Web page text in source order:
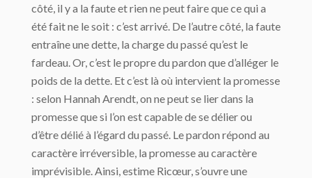
côté, il y a la faute et rien ne peut faire que ce qui a
été fait ne le soit : c’est arrivé. De l’autre côté, la faute
entraîne une dette, la charge du passé qu’est le
fardeau. Or, c’est le propre du pardon que d’alléger le
poids de la dette. Et c’est là où intervient la promesse
: selon Hannah Arendt, on ne peut se lier dans la
promesse que si l’on est capable de se délier ou
d’être délié à l’égard du passé. Le pardon répond au
caractère irréversible, la promesse au caractère
imprévisible. Ainsi, estime Ricœur, s’ouvre une